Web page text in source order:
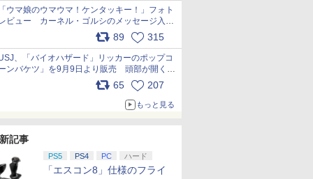
ウマ娘のウマウマ！ケンタッキー！」フォト
ビュー カーネル・ゴルシのメッセージ入り
ッケージや描き下ろしトレカなどが登場
89 315
、「バイオハザード」リッカーのポップコ
ンバケツ」を9月9日より販売 頭部が開く仕
み。味は恐怖を堪のう「味噌フレーバー」
65 207
もっと見る
記事
PS5 PS4 PC ハード
「エスコン8」仕様のフライ